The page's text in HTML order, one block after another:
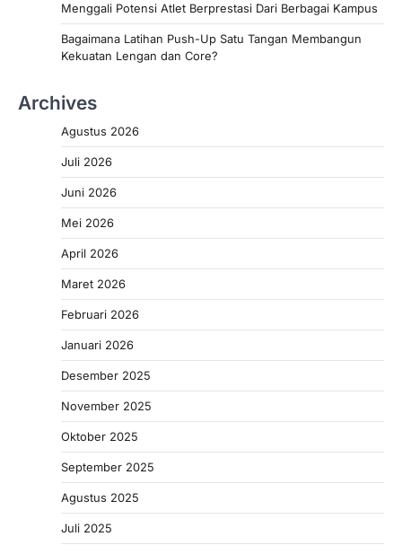
Menggali Potensi Atlet Berprestasi Dari Berbagai Kampus
Bagaimana Latihan Push-Up Satu Tangan Membangun
Kekuatan Lengan dan Core?
Archives
Agustus 2026
Juli 2026
Juni 2026
Mei 2026
April 2026
Maret 2026
Februari 2026
Januari 2026
Desember 2025
November 2025
Oktober 2025
September 2025
Agustus 2025
Juli 2025